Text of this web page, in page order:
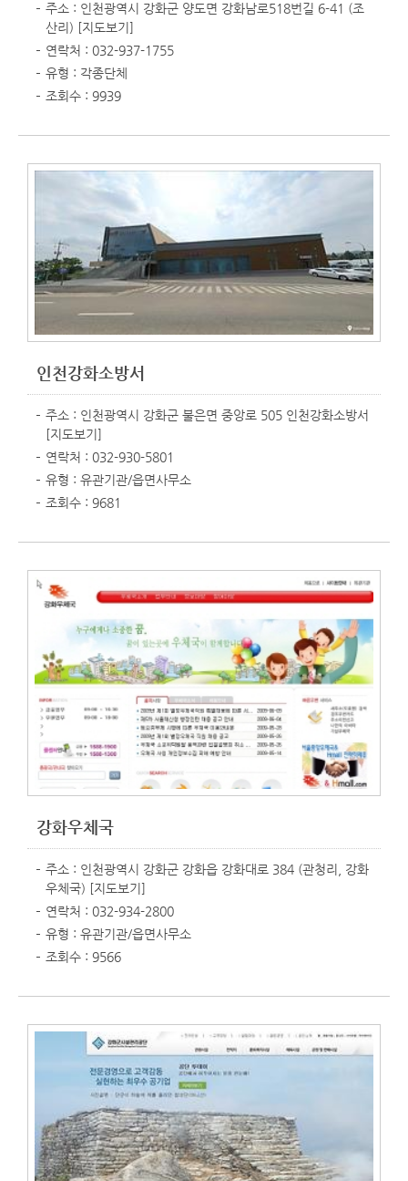
주소 : 인천광역시 강화군 양도면 강화남로518번길 6-41 (조
산리) [지도보기]
연락처 : 032-937-1755
유형 : 각종단체
조회수 : 9939
인천강화소방서
주소 : 인천광역시 강화군 불은면 중앙로 505 인천강화소방서
[지도보기]
연락처 : 032-930-5801
유형 : 유관기관/읍면사무소
조회수 : 9681
강화우체국
주소 : 인천광역시 강화군 강화읍 강화대로 384 (관청리, 강화
우체국) [지도보기]
연락처 : 032-934-2800
유형 : 유관기관/읍면사무소
조회수 : 9566